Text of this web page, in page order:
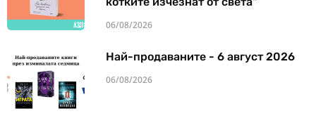
06/08/2026
Най-продаваните - 6 август 2026
06/08/2026